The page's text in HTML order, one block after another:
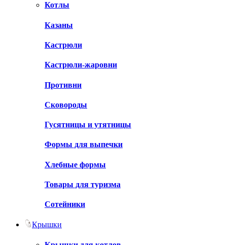
Котлы
Казаны
Кастрюли
Кастрюли-жаровни
Противни
Сковороды
Гусятницы и утятницы
Формы для выпечки
Хлебные формы
Товары для туризма
Сотейники
Крышки